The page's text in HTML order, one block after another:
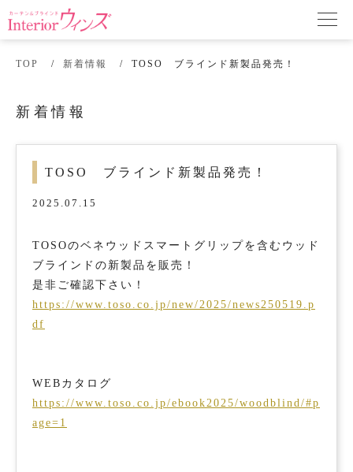
TOP 新着情報 TOSO ブラインド新製品発売！
新着情報
TOSO ブラインド新製品発売！
2025.07.15
TOSOのベネウッドスマートグリップを含むウッド
ブラインドの新製品を販売！
是非ご確認下さい！
https://www.toso.co.jp/new/2025/news250519.p
df
WEBカタログ
https://www.toso.co.jp/ebook2025/woodblind/#p
age=1